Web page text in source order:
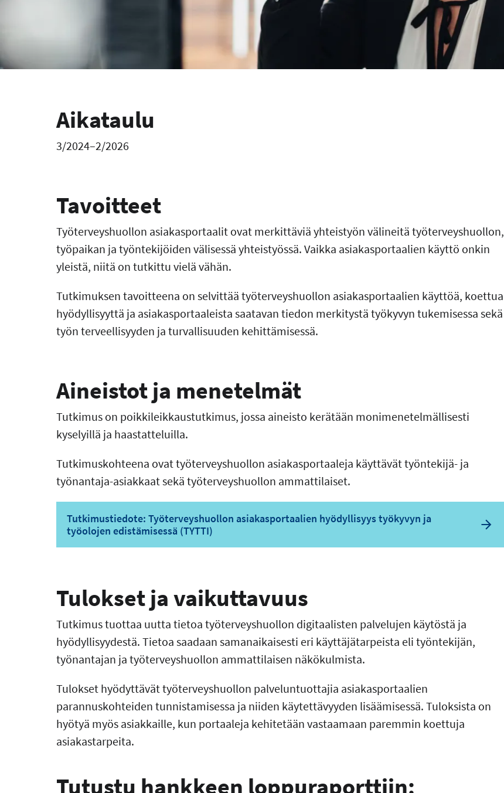
Aikataulu
3/2024–2/2026
Tavoitteet
Työterveyshuollon asiakasportaalit ovat merkittäviä yhteistyön välineitä työterveyshuollon,
työpaikan ja työntekijöiden välisessä yhteistyössä. Vaikka asiakasportaalien käyttö onkin
yleistä, niitä on tutkittu vielä vähän.
Tutkimuksen tavoitteena on selvittää työterveyshuollon asiakasportaalien käyttöä, koettua
hyödyllisyyttä ja asiakasportaaleista saatavan tiedon merkitystä työkyvyn tukemisessa sekä
työn terveellisyyden ja turvallisuuden kehittämisessä.
Aineistot ja menetelmät
Tutkimus on poikkileikkaustutkimus, jossa aineisto kerätään monimenetelmällisesti
kyselyillä ja haastatteluilla.
Tutkimuskohteena ovat työterveyshuollon asiakasportaaleja käyttävät työntekijä- ja
työnantaja-asiakkaat sekä työterveyshuollon ammattilaiset.
Tutkimustiedote: Työterveyshuollon asiakasportaalien hyödyllisyys työkyvyn ja
työolojen edistämisessä (TYTTI)
Tulokset ja vaikuttavuus
Tutkimus tuottaa uutta tietoa työterveyshuollon digitaalisten palvelujen käytöstä ja
hyödyllisyydestä. Tietoa saadaan samanaikaisesti eri käyttäjätarpeista eli työntekijän,
työnantajan ja työterveyshuollon ammattilaisen näkökulmista.
Tulokset hyödyttävät työterveyshuollon palveluntuottajia asiakasportaalien
parannuskohteiden tunnistamisessa ja niiden käytettävyyden lisäämisessä. Tuloksista on
hyötyä myös asiakkaille, kun portaaleja kehitetään vastaamaan paremmin koettuja
asiakastarpeita.
Tutustu hankkeen loppuraporttiin: